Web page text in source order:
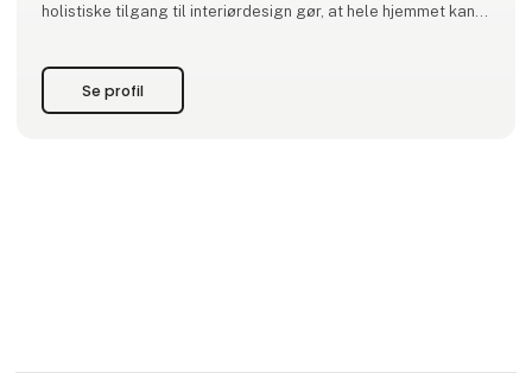
holistiske tilgang til interiørdesign gør, at hele hjemmet kan
Se profil